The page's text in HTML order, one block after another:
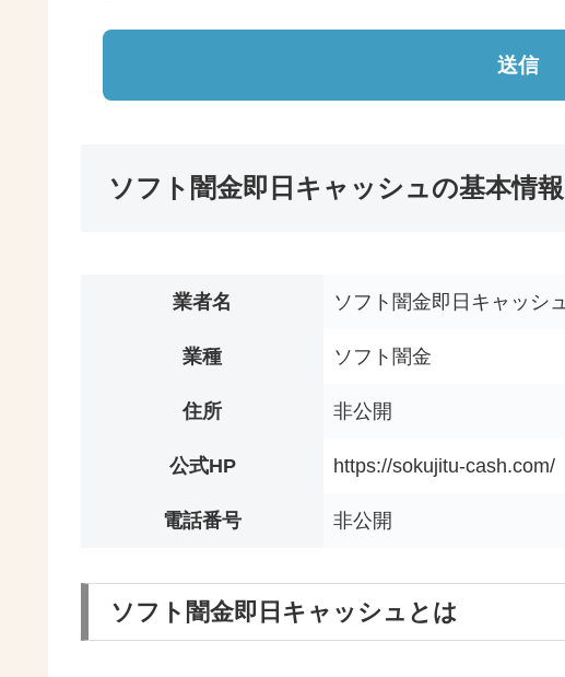
送信
ソフト闇金即日キャッシュの基本情報
業者名 ソフト闇金即日キャッシュ
業種 ソフト闇金
住所 非公開
公式HP https://sokujitu-cash.com/
電話番号 非公開
ソフト闇金即日キャッシュとは